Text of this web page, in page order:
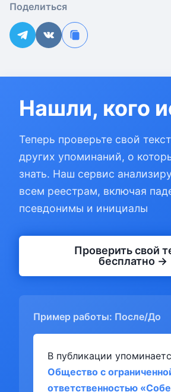
Поделиться
Нашли, кого
Теперь проверьте свой
других упоминаний, о
знать. Наш сервис
всем реестрам, включая
псевдонимы и инициалы
Проверить свой
бесплатно →
Пример работы: После/До
В публикации
Общество с
ответственностью